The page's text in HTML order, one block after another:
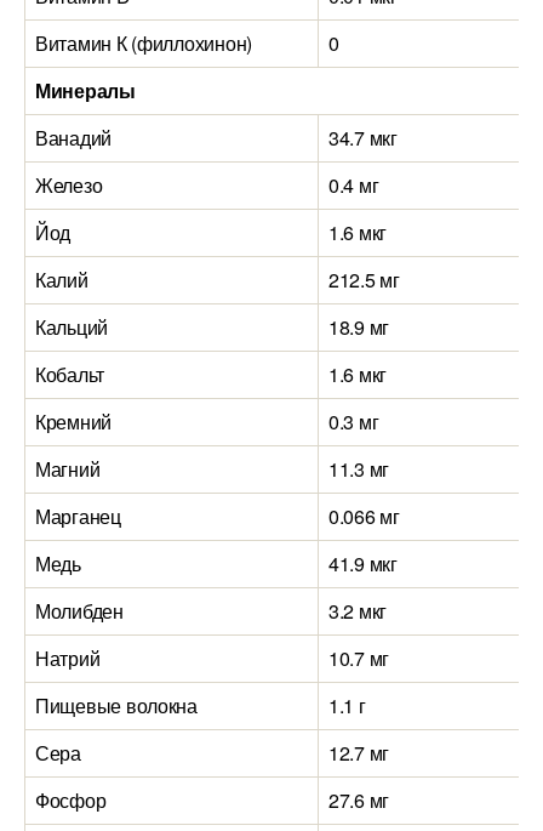
Витамин К (филлохинон)
0
Минералы
Ванадий
34.7 мкг
Железо
0.4 мг
Йод
1.6 мкг
Калий
212.5 мг
Кальций
18.9 мг
Кобальт
1.6 мкг
Кремний
0.3 мг
Магний
11.3 мг
Марганец
0.066 мг
Медь
41.9 мкг
Молибден
3.2 мкг
Натрий
10.7 мг
Пищевые волокна
1.1 г
Сера
12.7 мг
Фосфор
27.6 мг